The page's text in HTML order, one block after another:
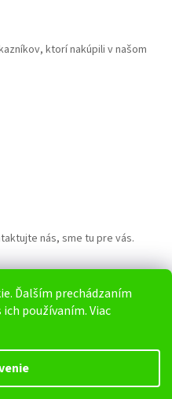
Ďalším prechádzaním
používaním. Viac
ktorí nakúpili v našom
nás, sme tu pre vás.